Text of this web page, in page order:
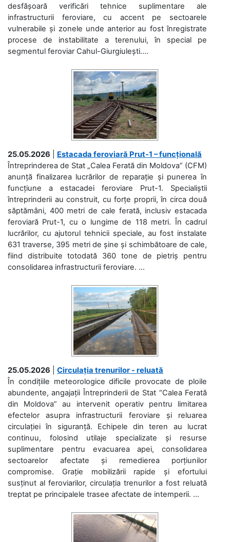
desfășoară verificări tehnice suplimentare ale
infrastructurii feroviare, cu accent pe sectoarele
vulnerabile și zonele unde anterior au fost înregistrate
procese de instabilitate a terenului, în special pe
segmentul feroviar Cahul-Giurgiulești....
25.05.2026
Estacada feroviară Prut-1 – funcțională
Întreprinderea de Stat „Calea Ferată din Moldova” (CFM)
anunță finalizarea lucrărilor de reparație și punerea în
funcțiune a estacadei feroviare Prut-1. Specialiștii
întreprinderii au construit, cu forțe proprii, în circa două
săptămâni, 400 metri de cale ferată, inclusiv estacada
feroviară Prut-1, cu o lungime de 118 metri. În cadrul
lucrărilor, cu ajutorul tehnicii speciale, au fost instalate
631 traverse, 395 metri de șine și schimbătoare de cale,
fiind distribuite totodată 360 tone de pietriș pentru
consolidarea infrastructurii feroviare. ...
25.05.2026
Circulația trenurilor - reluată
În condițiile meteorologice dificile provocate de ploile
abundente, angajații Întreprinderii de Stat “Calea Ferată
din Moldova” au intervenit operativ pentru limitarea
efectelor asupra infrastructurii feroviare și reluarea
circulației în siguranță. Echipele din teren au lucrat
continuu, folosind utilaje specializate și resurse
suplimentare pentru evacuarea apei, consolidarea
sectoarelor afectate și remedierea porțiunilor
compromise. Grație mobilizării rapide și efortului
susținut al feroviarilor, circulația trenurilor a fost reluată
treptat pe principalele trasee afectate de intemperii. ...